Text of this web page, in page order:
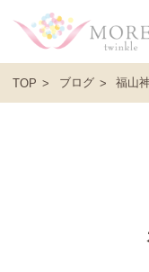
TOP ブログ 福山